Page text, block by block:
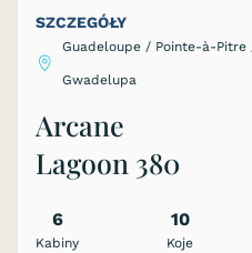
SZCZEGÓŁY
Guadeloupe / Pointe-à-Pitre
Gwadelupa
Arcane
Lagoon 380
6
Kabiny
10
Koje